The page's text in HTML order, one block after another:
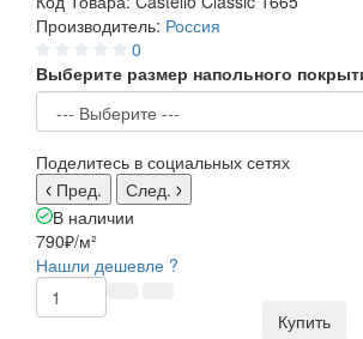
Производитель: Россия
0
Выберите размер напольного
Поделитесь в социальных сетях
Пред.
След.
В наличии
790₽/м²
Нашли дешевле ?
Купить